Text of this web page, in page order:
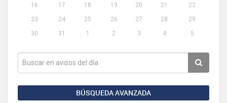
16
17 18 19 20 21
22
23
24 25 26 27 28
29
30
31 1 2 3 4 5
BÚSQUEDA AVANZADA